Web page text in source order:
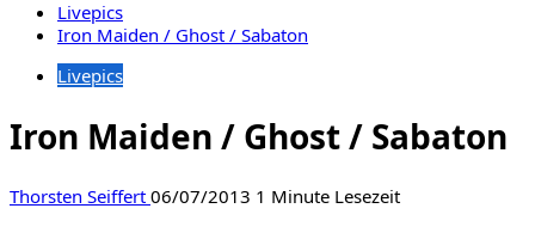
Livepics
Iron Maiden / Ghost / Sabaton
Livepics
Iron Maiden / Ghost / Sabaton
Thorsten Seiffert 06/07/2013 1 Minute Lesezeit